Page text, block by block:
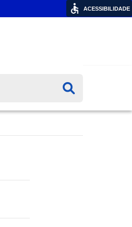
ACESSIBILIDADE